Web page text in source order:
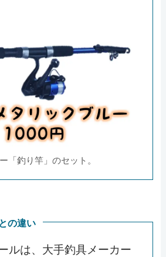
「釣り竿」のセット。
の違い
ルは、大手釣具メーカー